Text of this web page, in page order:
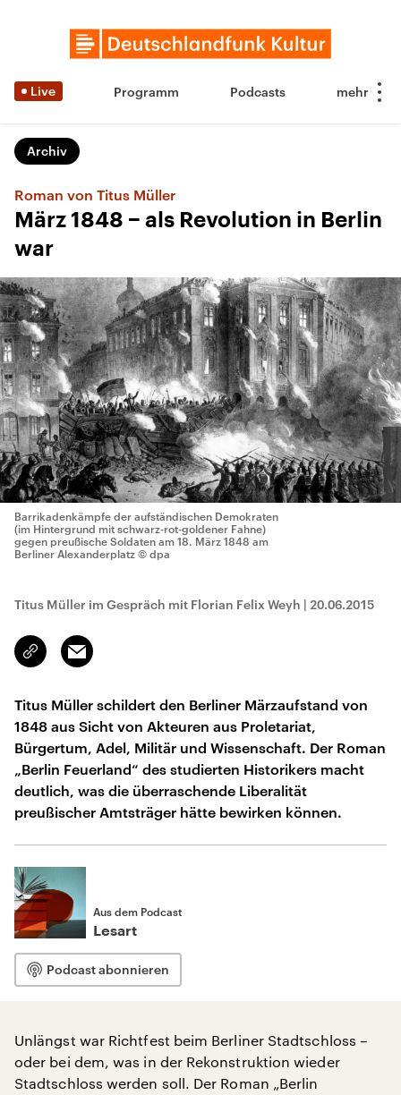
Live Programm Podcasts
Archiv
Roman von Titus Müller
März 1848 − als Revolution in Berlin
war
Barrikadenkämpfe der aufständischen Demokraten
(im Hintergrund mit schwarz-rot-goldener Fahne)
gegen preußische Soldaten am 18. März 1848 am
Berliner Alexanderplatz © dpa
Titus Müller im Gespräch mit Florian Felix Weyh | 20.06.2015
Link
kopieren/teilen
Email
Titus Müller schildert den Berliner Märzaufstand von
1848 aus Sicht von Akteuren aus Proletariat,
Bürgertum, Adel, Militär und Wissenschaft. Der Roman
„Berlin Feuerland“ des studierten Historikers macht
deutlich, was die überraschende Liberalität
preußischer Amtsträger hätte bewirken können.
Aus dem Podcast
Lesart
Podcast abonnieren
Unlängst war Richtfest beim Berliner Stadtschloss –
oder bei dem, was in der Rekonstruktion wieder
Stadtschloss werden soll. Der Roman „Berlin